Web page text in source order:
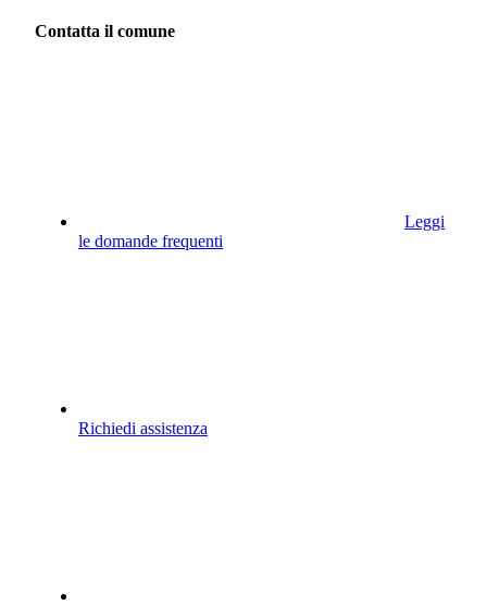
Contatta il comune
Leggi
le domande frequenti
Richiedi assistenza